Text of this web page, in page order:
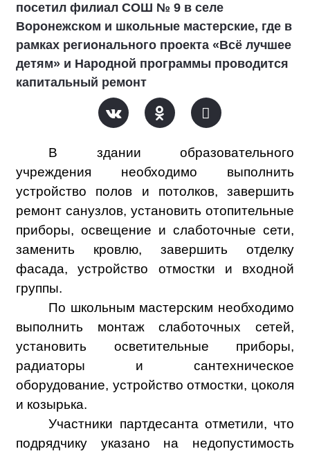
посетил филиал СОШ № 9 в селе
Воронежском и школьные мастерские, где в
рамках регионального проекта «Всё лучшее
детям» и Народной программы проводится
капитальный ремонт
В здании образовательного
учреждения необходимо выполнить
устройство полов и потолков, завершить
ремонт санузлов, установить отопительные
приборы, освещение и слаботочные сети,
заменить кровлю, завершить отделку
фасада, устройство отмостки и входной
группы.
По школьным мастерским необходимо
выполнить монтаж слаботочных сетей,
установить осветительные приборы,
радиаторы и сантехническое
оборудование, устройство отмостки, цоколя
и козырька.
Участники партдесанта отметили, что
подрядчику указано на недопустимость